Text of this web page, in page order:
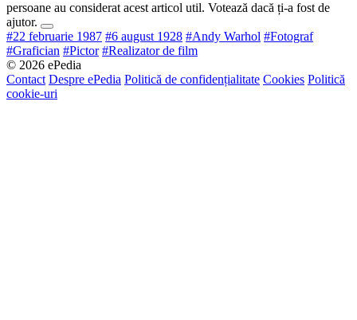
persoane au considerat acest articol util. Votează dacă ți-a fost de
ajutor.
#22 februarie 1987 #6 august 1928 #Andy Warhol #Fotograf
#Grafician #Pictor #Realizator de film
© 2026 ePedia
Contact Despre ePedia Politică de confidențialitate Cookies Politică
cookie-uri